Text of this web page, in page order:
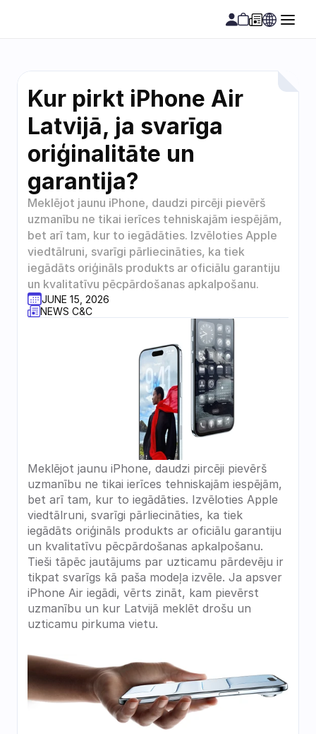
Kur pirkt iPhone Air
Latvijā, ja svarīga
oriģinalitāte un
garantija?
Meklējot jaunu iPhone, daudzi pircēji pievērš
uzmanību ne tikai ierīces tehniskajām iespējām,
bet arī tam, kur to iegādāties. Izvēloties Apple
viedtālruni, svarīgi pārliecināties, ka tiek
iegādāts oriģināls produkts ar oficiālu garantiju
un kvalitatīvu pēcpārdošanas apkalpošanu.
JUNE 15, 2026
NEWS C&C
Meklējot jaunu iPhone, daudzi pircēji pievērš
uzmanību ne tikai ierīces tehniskajām iespējām,
bet arī tam, kur to iegādāties. Izvēloties Apple
viedtālruni, svarīgi pārliecināties, ka tiek
iegādāts oriģināls produkts ar oficiālu garantiju
un kvalitatīvu pēcpārdošanas apkalpošanu.
Tieši tāpēc jautājums par uzticamu pārdevēju ir
tikpat svarīgs kā paša modeļa izvēle. Ja apsver
iPhone Air iegādi, vērts zināt, kam pievērst
uzmanību un kur Latvijā meklēt drošu un
uzticamu pirkuma vietu.